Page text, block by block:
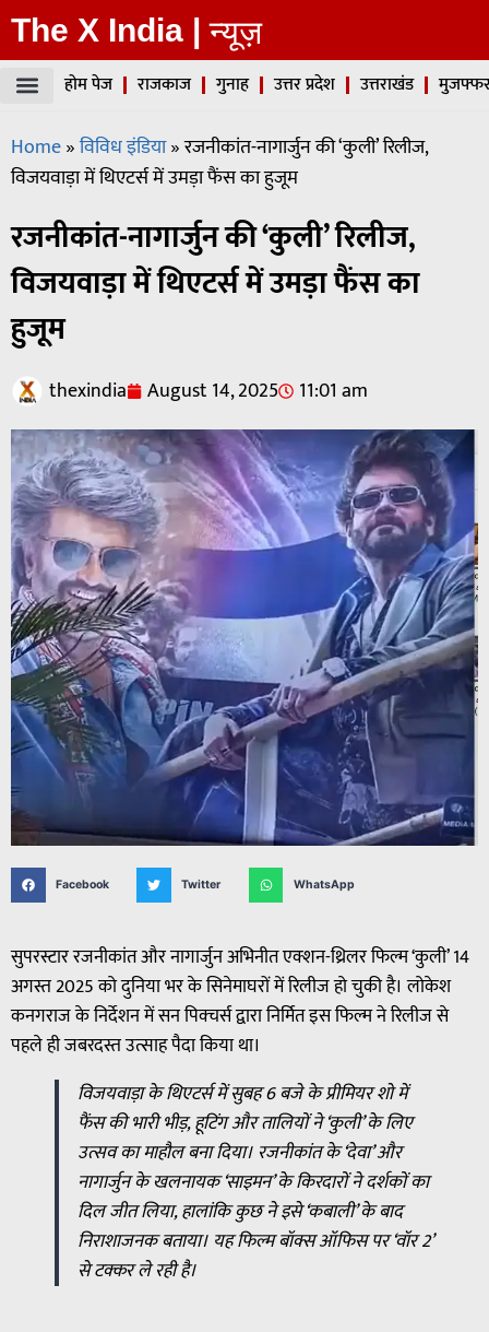
The X India | न्यूज़
होम पेज राजकाज गुनाह उत्तर प्रदेश उत्तराखंड
Home»विविध इंडिया»रजनीकांत-नागार्जुन की ‘कुली’ रिलीज,
विजयवाड़ा में थिएटर्स में उमड़ा फैंस का हुजूम
रजनीकांत-नागार्जुन की ‘कुली’ रिलीज,
विजयवाड़ा में थिएटर्स में उमड़ा फैंस का
हुजूम
thexindia August 14, 2025 11:01 am
Facebook Twitter WhatsApp
सुपरस्टार रजनीकांत और नागार्जुन अभिनीत एक्शन-थ्रिलर फिल्म ‘कुली’ 14
अगस्त 2025 को दुनिया भर के सिनेमाघरों में रिलीज हो चुकी है। लोकेश
कनगराज के निर्देशन में सन पिक्चर्स द्वारा निर्मित इस फिल्म ने रिलीज से
पहले ही जबरदस्त उत्साह पैदा किया था।
विजयवाड़ा के थिएटर्स में सुबह 6 बजे के प्रीमियर शो में
फैंस की भारी भीड़, हूटिंग और तालियों ने ‘कुली’ के लिए
उत्सव का माहौल बना दिया। रजनीकांत के ‘देवा’ और
नागार्जुन के खलनायक ‘साइमन’ के किरदारों ने दर्शकों का
दिल जीत लिया, हालांकि कुछ ने इसे ‘कबाली’ के बाद
निराशाजनक बताया। यह फिल्म बॉक्स ऑफिस पर ‘वॉर 2’
से टक्कर ले रही है।